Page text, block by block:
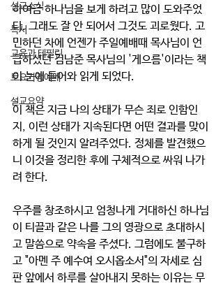
선교소식
독서
교육과 테필린
토요가정예배
설교요약
하여금 하나님을 보게 하려고 많이 도와주었
다. 그래도 잘 안 되어서 그것도 괴로웠다. 고
민하던 차에 언젠가 주일예배때 목사님이 언
급하셨던 김남준 목사님의 '게으름'이라는 책
이 눈에 들어와 읽게 되었다.
이 책은 지금 나의 상태가 무슨 죄로 인함인
지, 이런 상태가 지속된다면 어떤 결과를 맞이
하게 될 것인지 알려주었다. 정체를 발견했으
니 이것을 정리한 후에 구체적으로 싸워 나가
려 한다.
우주를 창조하시고 엄청나게 거대하신 하나님
이 티끌과 같은 나를 그의 영광으로 초대하시
고 말씀으로 약속을 주셨다. 그럼에도 불구하
고 "아멘 주 예수여 오시옵소서"의 자세로 심
판 앞에서 하루를 살아내지 못하는 이유는 무